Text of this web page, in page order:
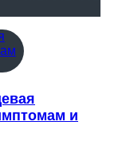
и